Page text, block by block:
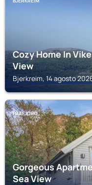
Cozy Home In
View
Bjerkreim, 14 agosto
FRAFJORD
Gorgeous
Sea View